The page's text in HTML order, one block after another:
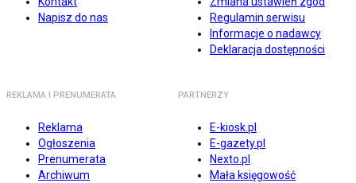
Napisz do nas
Regulamin serwisu
Informacje o nadawcy
Deklaracja dostępności
REKLAMA I PRENUMERATA
Reklama
Ogłoszenia
Prenumerata
Archiwum
PARTNERZY
E-kiosk.pl
E-gazety.pl
Nexto.pl
Mała księgowość